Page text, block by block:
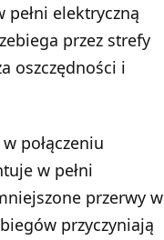
elektryczną
przez strefy
oszczędności i
połączeniu
w pełni
przerwy w
przyczyniają